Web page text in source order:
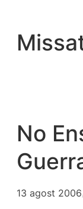
contingut
No
13 agost 2006